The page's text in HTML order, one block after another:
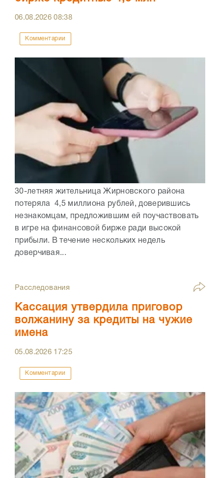
06.08.202608:38
Комментарии
30-летняя жительница Жирновского района
потеряла 4,5 миллиона рублей, доверившись
незнакомцам, предложившим ей поучаствовать
в игре на финансовой бирже ради высокой
прибыли. В течение нескольких недель
доверчивая...
Расследования
Кассация утвердила приговор
волжанину за кредиты на чужие
имена
05.08.2026 17:25
Комментарии